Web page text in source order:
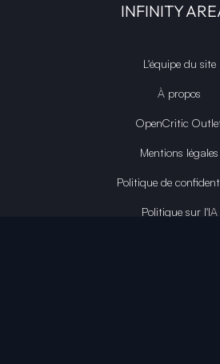
INFINITY
L'équipe du site
À propos
OpenCritic
Mentions légales
Politique de
Politique sur l'IA